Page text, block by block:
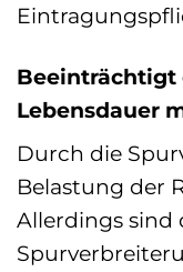
Beeinträchtigt
Lebensdauer
Durch die
Belastung der
Allerdings sind